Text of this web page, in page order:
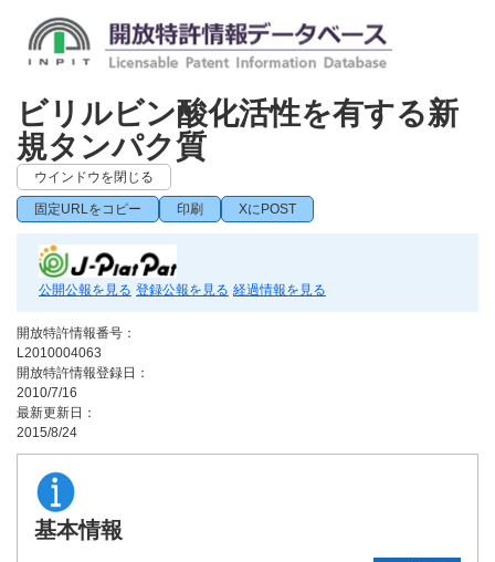
ビリルビン酸化活性を有する新
規タンパク質
ウインドウを閉じる
固定URLをコピー 印刷 XにPOST
公開公報を見る 登録公報を見る 経過情報を見る
開放特許情報番号：
L2010004063
開放特許情報登録日：
2010/7/16
最新更新日：
2015/8/24
基本情報